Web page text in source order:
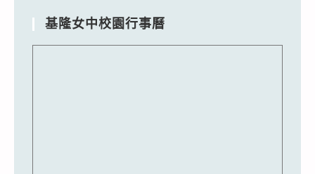
基隆女中校園行事曆